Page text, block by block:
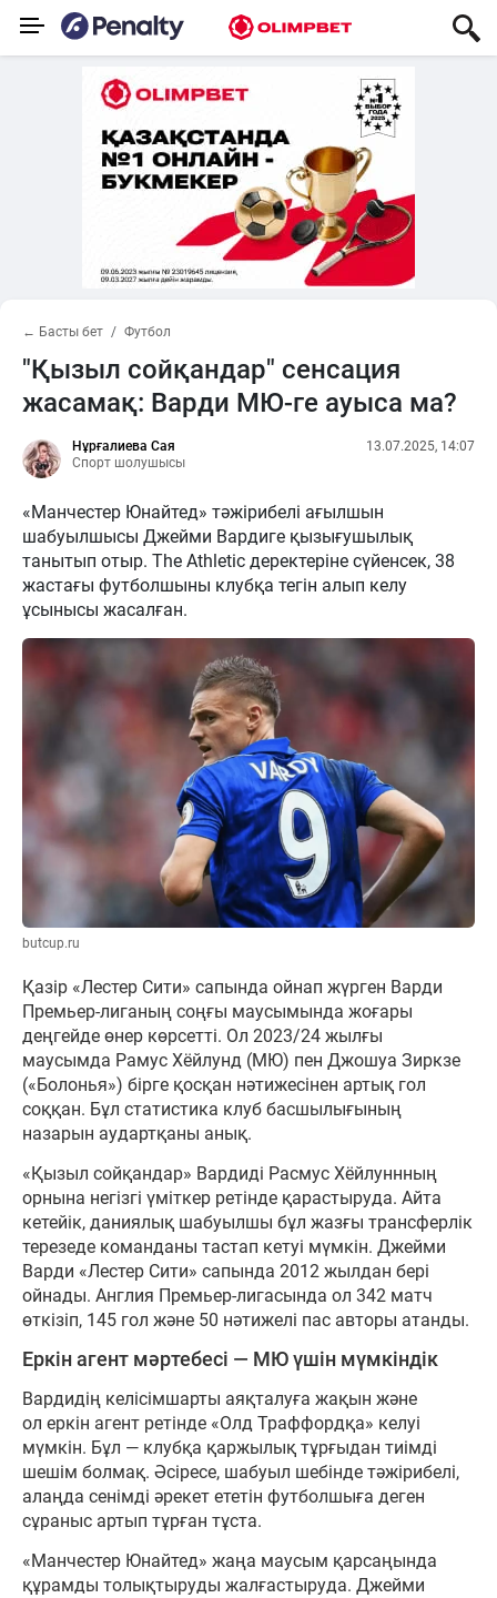
← Басты бет Футбол
"Қызыл сойқандар" сенсация
жасамақ: Варди МЮ-ге ауыса ма?
Нұрғалиева Сая
Спорт шолушысы
13.07.2025, 14:07
«Манчестер Юнайтед» тәжірибелі ағылшын
шабуылшысы Джейми Вардиге қызығушылық
танытып отыр. The Athletic деректеріне сүйенсек, 38
жастағы футболшыны клубқа тегін алып келу
ұсынысы жасалған.
butcup.ru
Қазір «Лестер Сити» сапында ойнап жүрген Варди
Премьер-лиганың соңғы маусымында жоғары
деңгейде өнер көрсетті. Ол 2023/24 жылғы
маусымда Рамус Хёйлунд (МЮ) пен Джошуа Зиркзе
(«Болонья») бірге қосқан нәтижесінен артық гол
соққан. Бұл статистика клуб басшылығының
назарын аудартқаны анық.
«Қызыл сойқандар» Вардиді Расмус Хёйлуннның
орнына негізгі үміткер ретінде қарастыруда. Айта
кетейік, даниялық шабуылшы бұл жазғы трансферлік
терезеде команданы тастап кетуі мүмкін. Джейми
Варди «Лестер Сити» сапында 2012 жылдан бері
ойнады. Англия Премьер-лигасында ол 342 матч
өткізіп, 145 гол және 50 нәтижелі пас авторы атанды.
Еркін агент мәртебесі — МЮ үшін мүмкіндік
Вардидің келісімшарты аяқталуға жақын және
ол еркін агент ретінде «Олд Траффордқа» келуі
мүмкін. Бұл — клубқа қаржылық тұрғыдан тиімді
шешім болмақ. Әсіресе, шабуыл шебінде тәжірибелі,
алаңда сенімді әрекет ететін футболшыға деген
сұраныс артып тұрған тұста.
«Манчестер Юнайтед» жаңа маусым қарсаңында
құрамды толықтыруды жалғастыруда. Джейми